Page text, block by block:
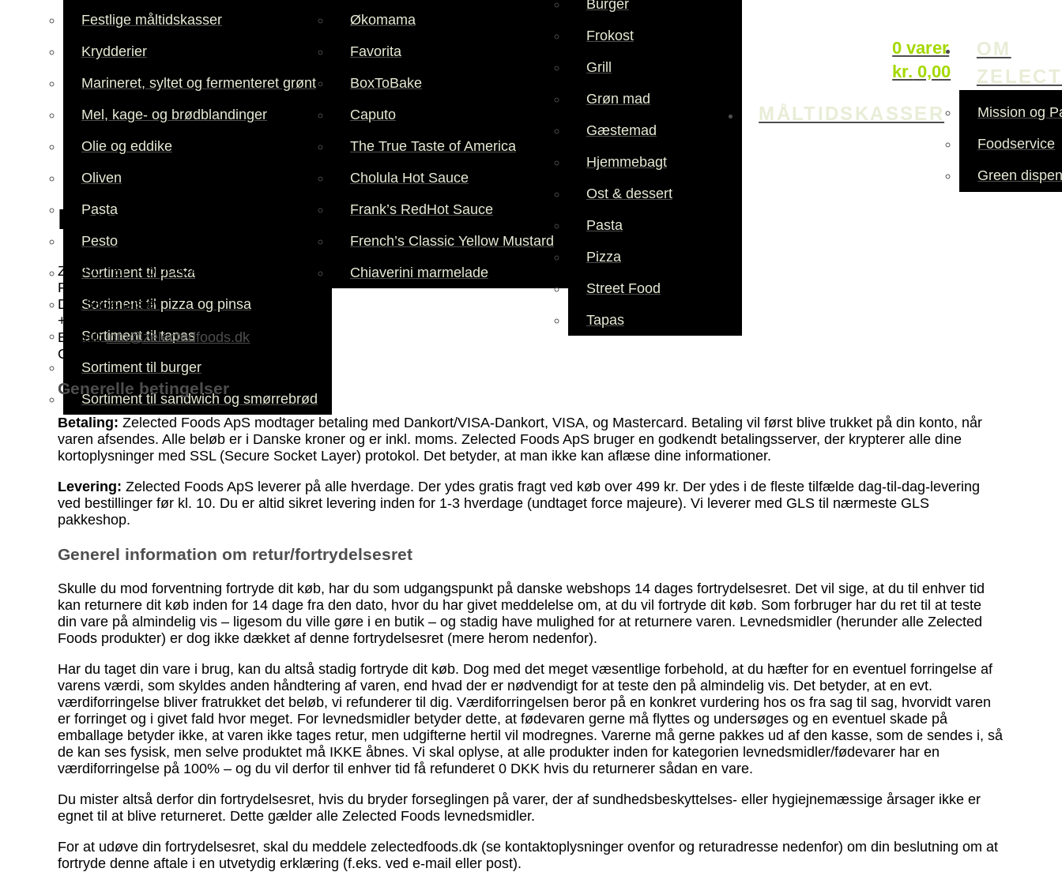
0 varer
kr. 0,00
Festlige måltidskasser
Krydderier
Marineret, syltet og fermenteret grønt
Mel, kage- og brødblandinger
Olie og eddike
Oliven
Pasta
Pesto
Sortiment til pasta
Sortiment til pizza og pinsa
Sortiment til tapas
Sortiment til burger
Sortiment til sandwich og smørrebrød
Økomama
Favorita
BoxToBake
Caputo
The True Taste of America
Cholula Hot Sauce
Frank’s RedHot Sauce
French’s Classic Yellow Mustard
Chiaverini marmelade
Burger
Frokost
Grill
Grøn mad
Gæstemad
Hjemmebagt
Ost & dessert
Pasta
Pizza
Street Food
Tapas
MÅLTIDSKASSER
OM
Mission og
Foodservice
Green
Handelsbetingelser
ZELECTED FOODS ApS
Faaborgvej 14
DK- 5854 Gislev
+ 45 65 30 35 94
E-mail:info@zelectedfoods.dk
CVR: 27970990
Generelle betingelser
Betaling: Zelected Foods ApS modtager betaling med Dankort/VISA-Dankort, VISA, og Mastercard. Betaling vil først blive trukket på din konto, når
varen afsendes. Alle beløb er i Danske kroner og er inkl. moms. Zelected Foods ApS bruger en godkendt betalingsserver, der krypterer alle dine
kortoplysninger med SSL (Secure Socket Layer) protokol. Det betyder, at man ikke kan aflæse dine informationer.
Levering: Zelected Foods ApS leverer på alle hverdage. Der ydes gratis fragt ved køb over 499 kr. Der ydes i de fleste tilfælde dag-til-dag-levering
ved bestillinger før kl. 10. Du er altid sikret levering inden for 1-3 hverdage (undtaget force majeure). Vi leverer med GLS til nærmeste GLS
pakkeshop.
Generel information om retur/fortrydelsesret
Skulle du mod forventning fortryde dit køb, har du som udgangspunkt på danske webshops 14 dages fortrydelsesret. Det vil sige, at du til enhver tid
kan returnere dit køb inden for 14 dage fra den dato, hvor du har givet meddelelse om, at du vil fortryde dit køb. Som forbruger har du ret til at teste
din vare på almindelig vis – ligesom du ville gøre i en butik – og stadig have mulighed for at returnere varen. Levnedsmidler (herunder alle Zelected
Foods produkter) er dog ikke dækket af denne fortrydelsesret (mere herom nedenfor).
Har du taget din vare i brug, kan du altså stadig fortryde dit køb. Dog med det meget væsentlige forbehold, at du hæfter for en eventuel forringelse af
varens værdi, som skyldes anden håndtering af varen, end hvad der er nødvendigt for at teste den på almindelig vis. Det betyder, at en evt.
værdiforringelse bliver fratrukket det beløb, vi refunderer til dig. Værdiforringelsen beror på en konkret vurdering hos os fra sag til sag, hvorvidt varen
er forringet og i givet fald hvor meget. For levnedsmidler betyder dette, at fødevaren gerne må flyttes og undersøges og en eventuel skade på
emballage betyder ikke, at varen ikke tages retur, men udgifterne hertil vil modregnes. Varerne må gerne pakkes ud af den kasse, som de sendes i, så
de kan ses fysisk, men selve produktet må IKKE åbnes. Vi skal oplyse, at alle produkter inden for kategorien levnedsmidler/fødevarer har en
værdiforringelse på 100% – og du vil derfor til enhver tid få refunderet 0 DKK hvis du returnerer sådan en vare.
Du mister altså derfor din fortrydelsesret, hvis du bryder forseglingen på varer, der af sundhedsbeskyttelses- eller hygiejnemæssige årsager ikke er
egnet til at blive returneret. Dette gælder alle Zelected Foods levnedsmidler.
For at udøve din fortrydelsesret, skal du meddele zelectedfoods.dk (se kontaktoplysninger ovenfor og returadresse nedenfor) om din beslutning om at
fortryde denne aftale i en utvetydig erklæring (f.eks. ved e-mail eller post).